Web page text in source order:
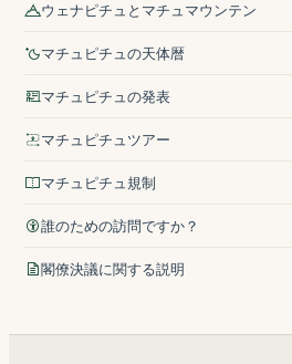
ウェナピチュとマチュマウンテン
マチュピチュの天体暦
マチュピチュの発表
マチュピチュツアー
マチュピチュ規制
誰のための訪問ですか？
閣僚決議に関する説明